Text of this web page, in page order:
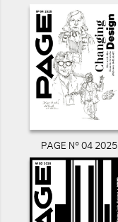
PAGE N° 04 2025